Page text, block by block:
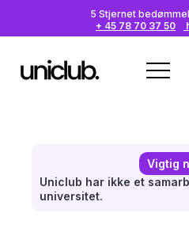
5 Stjernet
+ 45 78 70 37 50
Vigtig
Uniclub har ikke et
universitet.